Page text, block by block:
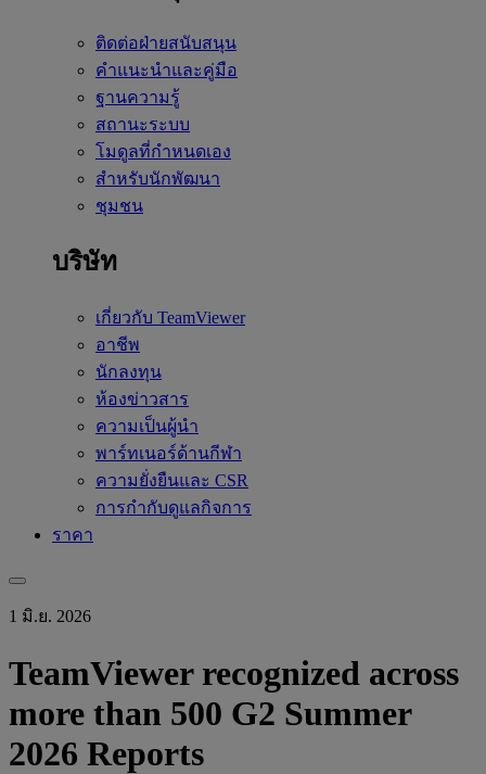
ติดต่อฝ่ายสนับสนุน
คำแนะนำและคู่มือ
ฐานความรู้
สถานะระบบ
โมดูลที่กำหนดเอง
สำหรับนักพัฒนา
ชุมชน
บริษัท
เกี่ยวกับ TeamViewer
อาชีพ
นักลงทุน
ห้องข่าวสาร
ความเป็นผู้นำ
พาร์ทเนอร์ด้านกีฬา
ความยั่งยืนและ CSR
การกำกับดูแลกิจการ
ราคา
1 มิ.ย. 2026
TeamViewer recognized across
more than 500 G2 Summer
2026 Reports